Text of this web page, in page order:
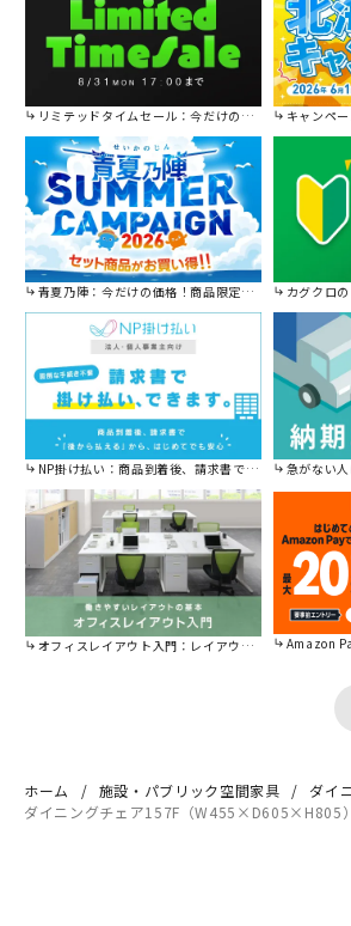
リミテッドタイムセール：今だけの限定セール。 キャンペーン
青夏乃陣：今だけの価格！商品限定セール開催中です。 カグクロのト
NP掛け払い：商品到着後、請求書で後から払えます。 急がない人に知
オフィスレイアウト入門：レイアウトの基本をご紹介。 Amazon Pay：
ホーム 施設・パブリック空間家具
ダイ
ダイニングチェア157F（W455×D605×H805）